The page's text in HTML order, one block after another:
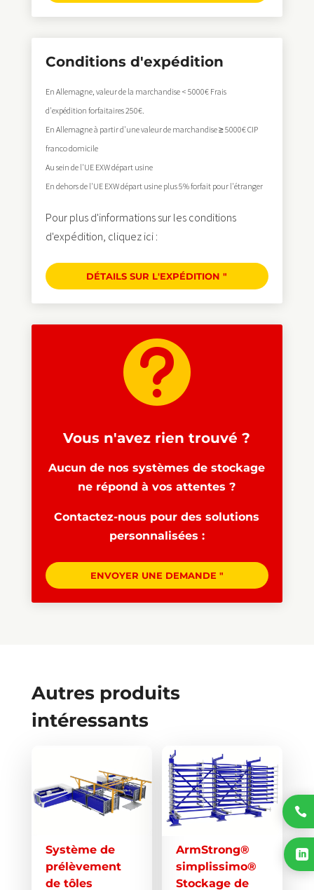
Conditions d'expédition
En Allemagne, valeur de la marchandise < 5000€ Frais
d'expédition forfaitaires 250€.
En Allemagne à partir d'une valeur de marchandise ≥ 5000€ CIP
franco domicile
Au sein de l'UE EXW départ usine
En dehors de l'UE EXW départ usine plus 5% forfait pour l'étranger
Pour plus d'informations sur les conditions
d'expédition, cliquez ici :
DÉTAILS SUR L'EXPÉDITION "

Vous n'avez rien trouvé ?
Aucun de nos systèmes de stockage
ne répond à vos attentes ?
Contactez-nous pour des solutions
personnalisées :
ENVOYER UNE DEMANDE "
Autres produits
intéressants
Système de
prélèvement
de tôles
ArmStrong®
simplissimo®
Stockage de
Ce
produit
plusieurs
variations.
options
peuvent

